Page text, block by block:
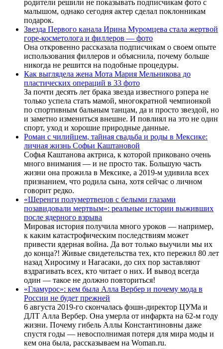
родители решили не показывать подписчикам фото с
малышом, однако сегодня актер сделал поклонникам
подарок.
Звезда Первого канала Ирина Муромцева стала жертвой
горе-косметолога и филлеров — фото
Она откровенно рассказала подписчикам о своем опыте
использования филлеров и объяснила, почему больше
никогда не решится на подобные процедуры.
Как выглядела жена Мота Мария Мельникова до
пластических операций в 33 фото
За почти десять лет брака звезда известного рэпера не
только успела стать мамой, многократной чемпионкой
по спортивным бальным танцам, да и просто звездой, но
и заметно измениться внешне. И повлиял на это не один
спорт, уход и хорошие природные данные.
Роман с чилийцем, тайная свадьба и роды в Мексике:
личная жизнь Софьи Каштановой
Софья Каштанова актриса, к которой приковано очень
много внимания — и не просто так. Большую часть
жизни она прожила в Мексике, а 2019-м удивила всех
признанием, что родила сына, хотя сейчас о личном
говорит редко.
«Шеренги полумертвецов с белыми глазами
позавидовали мертвым»: реальные истории выживших
после ядерного взрыва
Мировая история получила много уроков — например,
к каким катастрофическим последствиям может
привести ядерная война. Да вот только выучили мы их
до конца?! Живые свидетельства тех, кто пережил 80 лет
назад Хиросиму и Нагасаки, до сих пор заставляют
вздрагивать всех, кто читает о них. И вывод всегда
один — такое не должно повториться!
«Гламурос»: кем была Алла Вербер и почему мода в
России не будет прежней
6 августа 2019-го скончалась фэшн-директор ЦУМа и
ДЛТ Алла Вербер. Она умерла от инфаркта на 62-м году
жизни. Почему гибель Аллы Константиновны даже
спустя годы — невосполнимая потеря для мира моды и
кем она была, рассказываем на Woman.ru.